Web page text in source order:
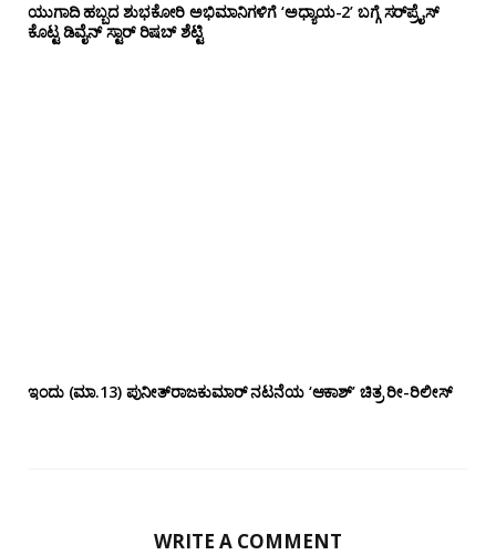
ಯುಗಾದಿ ಹಬ್ಬದ ಶುಭಕೋರಿ ಅಭಿಮಾನಿಗಳಿಗೆ ‘ಅಧ್ಯಾಯ-2’ ಬಗ್ಗೆ ಸರ್‌ಪ್ರೈಸ್
ಕೊಟ್ಟ ಡಿವೈನ್ ಸ್ಟಾರ್ ರಿಷಬ್ ಶೆಟ್ಟಿ
ಇಂದು (ಮಾ.13) ಪುನೀತ್‌ರಾಜಕುಮಾರ್ ನಟನೆಯ ‘ಆಕಾಶ್’ ಚಿತ್ರ ರೀ-ರಿಲೀಸ್
WRITE A COMMENT